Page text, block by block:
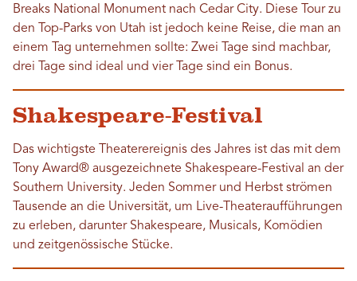
Breaks National Monument nach Cedar City. Diese Tour zu
den Top-Parks von Utah ist jedoch keine Reise, die man an
einem Tag unternehmen sollte: Zwei Tage sind machbar,
drei Tage sind ideal und vier Tage sind ein Bonus.
Shakespeare-Festival
Das wichtigste Theaterereignis des Jahres ist das mit dem
Tony Award® ausgezeichnete Shakespeare-Festival an der
Southern University. Jeden Sommer und Herbst strömen
Tausende an die Universität, um Live-Theateraufführungen
zu erleben, darunter Shakespeare, Musicals, Komödien
und zeitgenössische Stücke.